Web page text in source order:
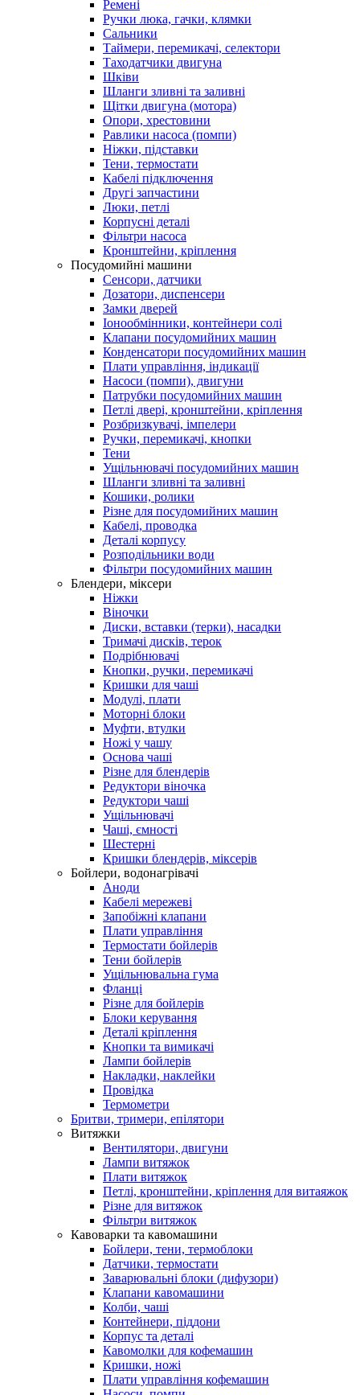
Ремені
Ручки люка, гачки, клямки
Сальники
Таймери, перемикачі, селектори
Таходатчики двигуна
Шківи
Шланги зливні та заливні
Щітки двигуна (мотора)
Опори, хрестовини
Равлики насоса (помпи)
Ніжки, підставки
Тени, термостати
Кабелі підключення
Другі запчастини
Люки, петлі
Корпусні деталі
Фільтри насоса
Кронштейни, кріплення
Посудомийні машини
Сенсори, датчики
Дозатори, диспенсери
Замки дверей
Іонообмінники, контейнери солі
Клапани посудомийних машин
Конденсатори посудомийних машин
Плати управління, індикації
Насоси (помпи), двигуни
Патрубки посудомийних машин
Петлі двері, кронштейни, кріплення
Розбризкувачі, імпелери
Ручки, перемикачі, кнопки
Тени
Ущільнювачі посудомийних машин
Шланги зливні та заливні
Кошики, ролики
Різне для посудомийних машин
Кабелі, проводка
Деталі корпусу
Розподільники води
Фільтри посудомийних машин
Блендери, міксери
Ніжки
Віночки
Диски, вставки (терки), насадки
Тримачі дисків, терок
Подрібнювачі
Кнопки, ручки, перемикачі
Кришки для чаші
Модулі, плати
Моторні блоки
Муфти, втулки
Ножі у чашу
Основа чаші
Різне для блендерів
Редуктори віночка
Редуктори чаші
Ущільнювачі
Чаші, ємності
Шестерні
Кришки блендерів, міксерів
Бойлери, водонагрівачі
Аноди
Кабелі мережеві
Запобіжні клапани
Плати управління
Термостати бойлерів
Тени бойлерів
Ущільнювальна гума
Фланці
Різне для бойлерів
Блоки керування
Деталі кріплення
Кнопки та вимикачі
Лампи бойлерів
Накладки, наклейки
Провідка
Термометри
Бритви, тримери, епілятори
Витяжки
Вентилятори, двигуни
Лампи витяжок
Плати витяжок
Петлі, кронштейни, кріплення для витаяжок
Різне для витяжок
Фільтри витяжок
Кавоварки та кавомашини
Бойлери, тени, термоблоки
Датчики, термостати
Заварювальні блоки (дифузори)
Клапани кавомашини
Колби, чаші
Контейнери, піддони
Корпус та деталі
Кавомолки для кофемашин
Кришки, ножі
Плати управління кофемашин